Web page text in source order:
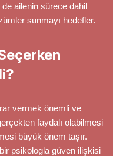
ailenin sürece dahil
sunmayı hedefler.
vermek önemli ve
faydalı olabilmesi
büyük önem taşır.
psikologla güven ilişkisi